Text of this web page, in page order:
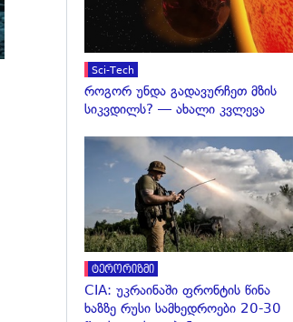
Sci-Tech
როგორ უნდა გადავურჩეთ მზის
სიკვდილს? — ახალი კვლევა
ტერორიზმი
CIA: უკრაინაში ფრონტის წინა
ხაზზე რუსი სამხედროები 20-30